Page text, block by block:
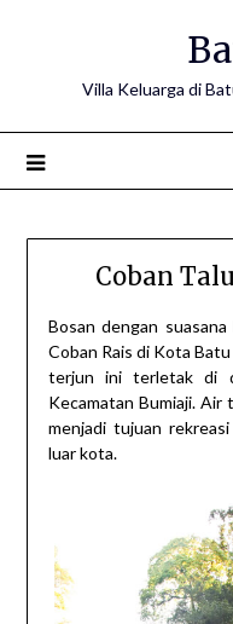
Villa Keluarga di
Coban
Bosan dengan
Coban Rais di Kota
terjun ini terletak di
Kecamatan Bumiaji.
menjadi tujuan
luar kota.